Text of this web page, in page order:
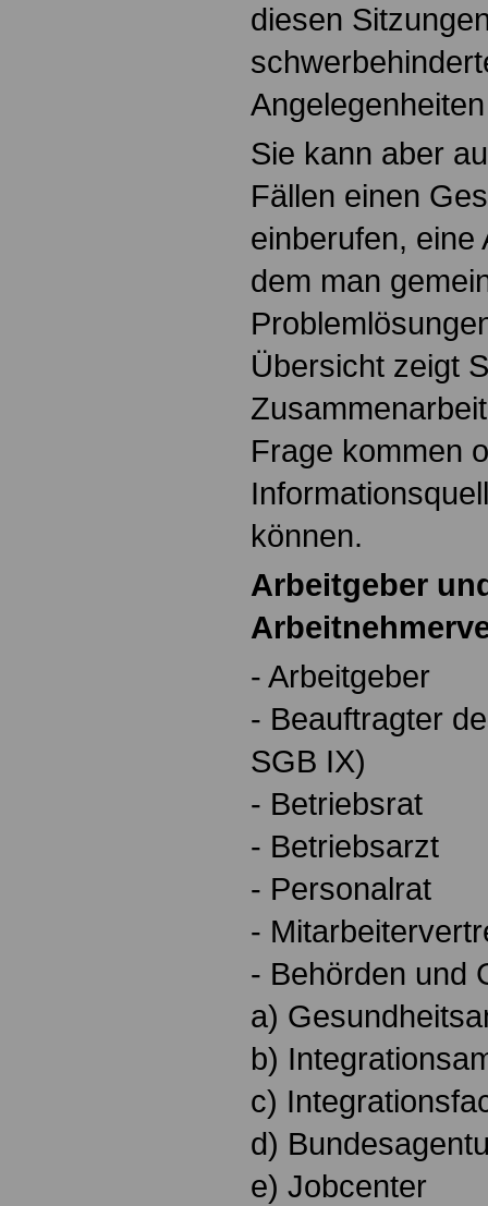
diesen
Sie kann aber
Fällen einen
einberufen, eine
dem man
Übersicht zeigt
Frage kommen
können.
Arbeitgeber
- Arbeitgeber
- Beauftragter
SGB IX)
- Betriebsrat
- Betriebsarzt
- Personalrat
-
- Behörden und
a)
b)
c)
d)
e) Jobcenter